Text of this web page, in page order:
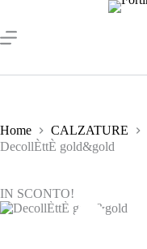
contenuto
Home CALZATURE
DecollÈttÈ gold&gold
IN SCONTO!